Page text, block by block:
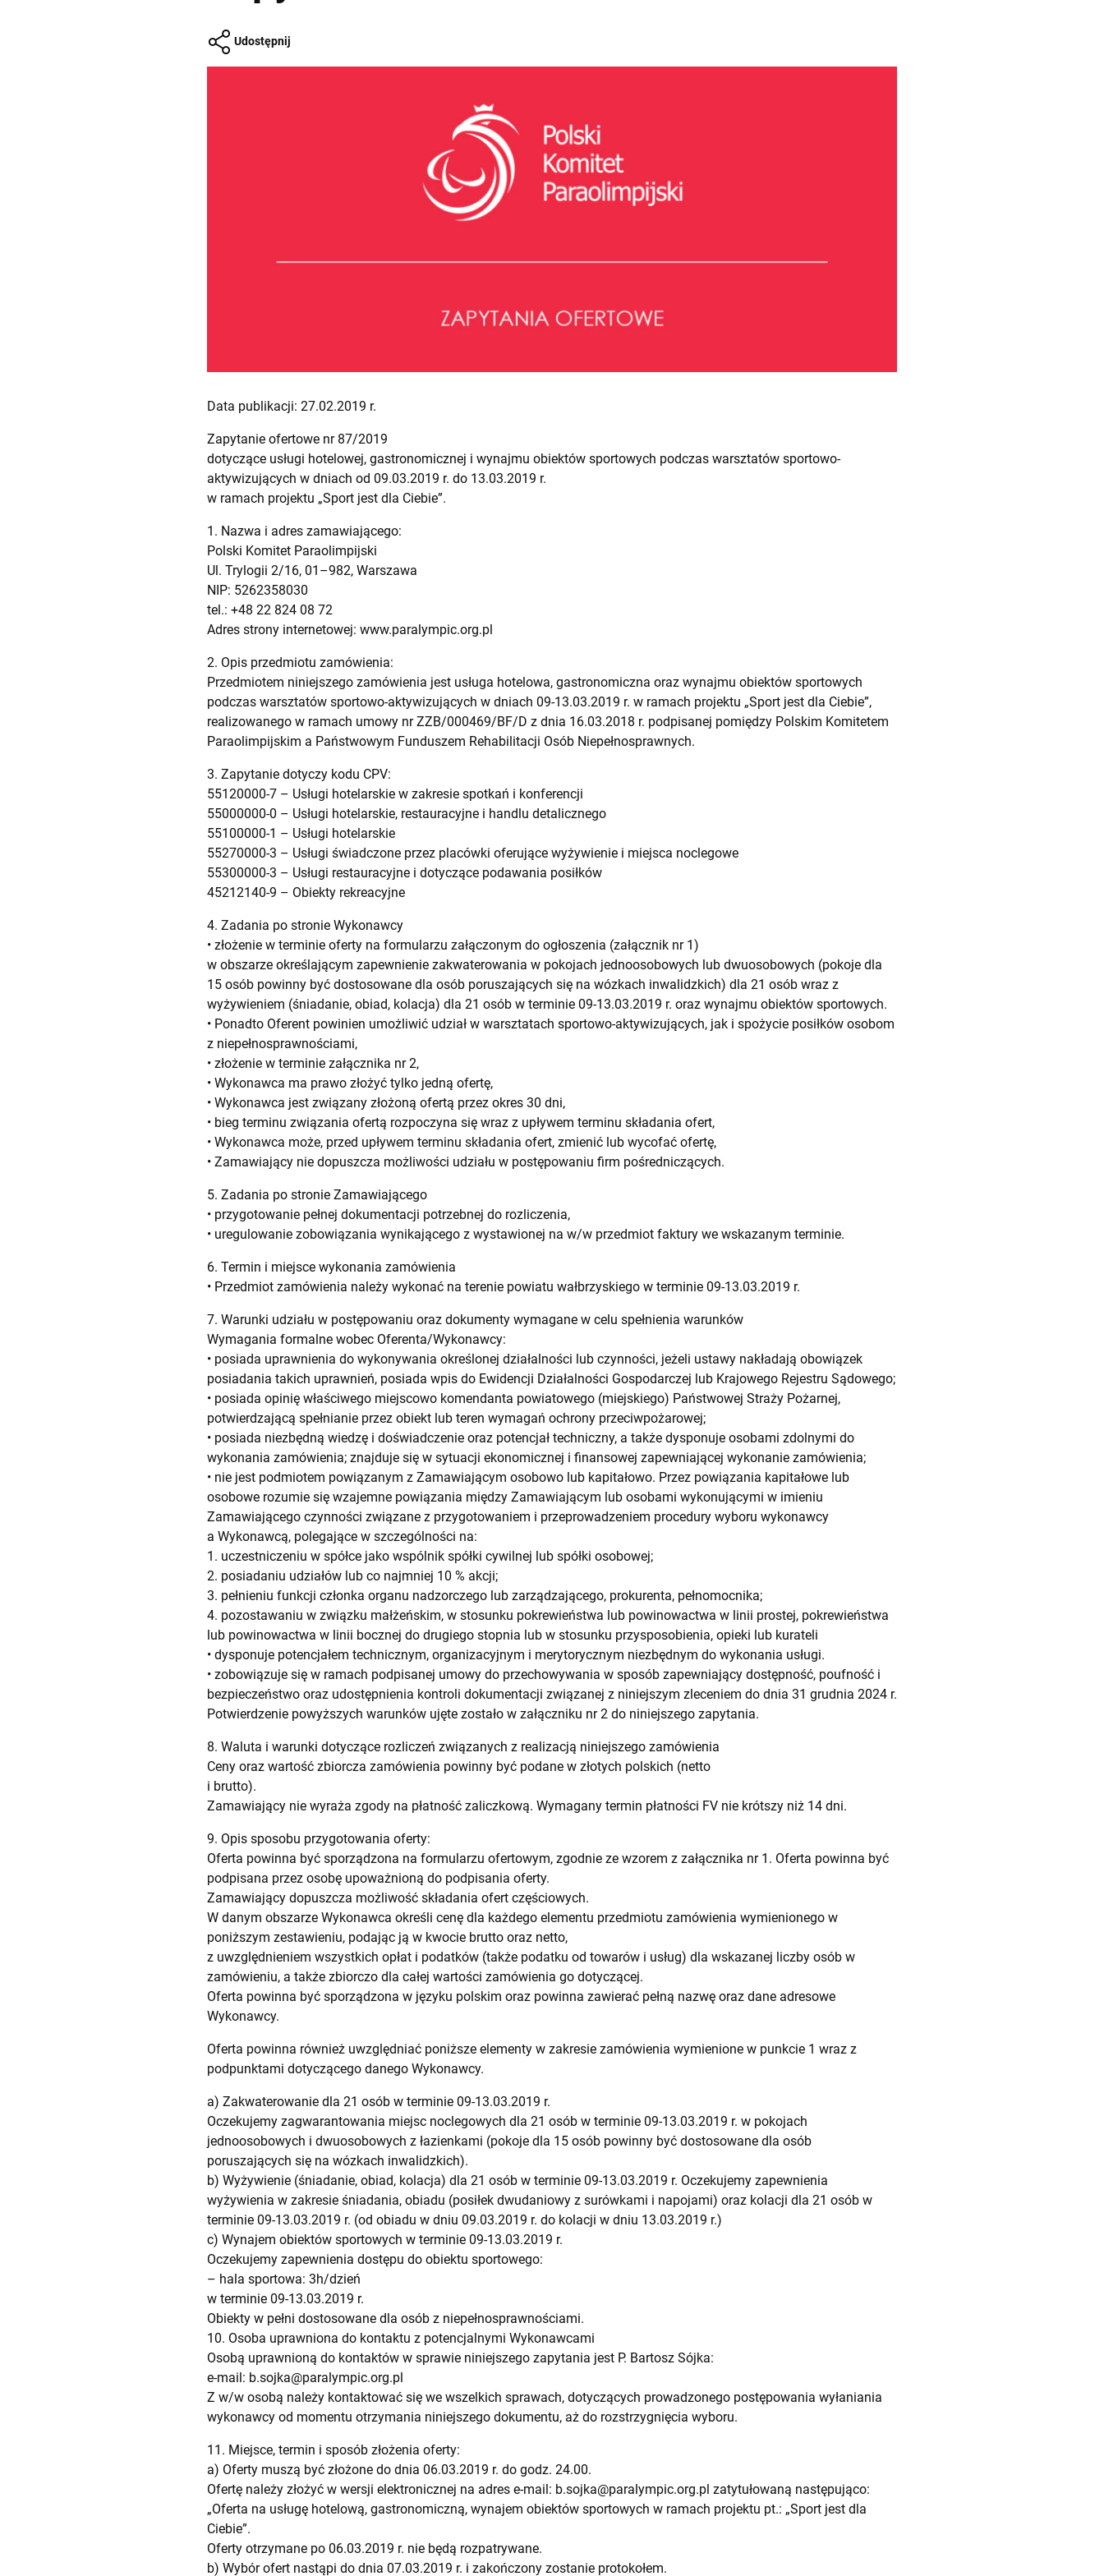
Udostępnij
Data publikacji: 27.02.2019 r.
Zapytanie ofertowe nr 87/2019
dotyczące usługi hotelowej, gastronomicznej i wynajmu obiektów sportowych podczas warsztatów sportowo-
aktywizujących w dniach od 09.03.2019 r. do 13.03.2019 r.
w ramach projektu „Sport jest dla Ciebie”.
1. Nazwa i adres zamawiającego:
Polski Komitet Paraolimpijski
Ul. Trylogii 2/16, 01–982, Warszawa
NIP: 5262358030
tel.: +48 22 824 08 72
Adres strony internetowej: www.paralympic.org.pl
2. Opis przedmiotu zamówienia:
Przedmiotem niniejszego zamówienia jest usługa hotelowa, gastronomiczna oraz wynajmu obiektów sportowych
podczas warsztatów sportowo-aktywizujących w dniach 09-13.03.2019 r. w ramach projektu „Sport jest dla Ciebie”,
realizowanego w ramach umowy nr ZZB/000469/BF/D z dnia 16.03.2018 r. podpisanej pomiędzy Polskim Komitetem
Paraolimpijskim a Państwowym Funduszem Rehabilitacji Osób Niepełnosprawnych.
3. Zapytanie dotyczy kodu CPV:
55120000-7 – Usługi hotelarskie w zakresie spotkań i konferencji
55000000-0 – Usługi hotelarskie, restauracyjne i handlu detalicznego
55100000-1 – Usługi hotelarskie
55270000-3 – Usługi świadczone przez placówki oferujące wyżywienie i miejsca noclegowe
55300000-3 – Usługi restauracyjne i dotyczące podawania posiłków
45212140-9 – Obiekty rekreacyjne
4. Zadania po stronie Wykonawcy
• złożenie w terminie oferty na formularzu załączonym do ogłoszenia (załącznik nr 1)
w obszarze określającym zapewnienie zakwaterowania w pokojach jednoosobowych lub dwuosobowych (pokoje dla
15 osób powinny być dostosowane dla osób poruszających się na wózkach inwalidzkich) dla 21 osób wraz z
wyżywieniem (śniadanie, obiad, kolacja) dla 21 osób w terminie 09-13.03.2019 r. oraz wynajmu obiektów sportowych.
• Ponadto Oferent powinien umożliwić udział w warsztatach sportowo-aktywizujących, jak i spożycie posiłków osobom
z niepełnosprawnościami,
• złożenie w terminie załącznika nr 2,
• Wykonawca ma prawo złożyć tylko jedną ofertę,
• Wykonawca jest związany złożoną ofertą przez okres 30 dni,
• bieg terminu związania ofertą rozpoczyna się wraz z upływem terminu składania ofert,
• Wykonawca może, przed upływem terminu składania ofert, zmienić lub wycofać ofertę,
• Zamawiający nie dopuszcza możliwości udziału w postępowaniu firm pośredniczących.
5. Zadania po stronie Zamawiającego
• przygotowanie pełnej dokumentacji potrzebnej do rozliczenia,
• uregulowanie zobowiązania wynikającego z wystawionej na w/w przedmiot faktury we wskazanym terminie.
6. Termin i miejsce wykonania zamówienia
• Przedmiot zamówienia należy wykonać na terenie powiatu wałbrzyskiego w terminie 09-13.03.2019 r.
7. Warunki udziału w postępowaniu oraz dokumenty wymagane w celu spełnienia warunków
Wymagania formalne wobec Oferenta/Wykonawcy:
• posiada uprawnienia do wykonywania określonej działalności lub czynności, jeżeli ustawy nakładają obowiązek
posiadania takich uprawnień, posiada wpis do Ewidencji Działalności Gospodarczej lub Krajowego Rejestru Sądowego;
• posiada opinię właściwego miejscowo komendanta powiatowego (miejskiego) Państwowej Straży Pożarnej,
potwierdzającą spełnianie przez obiekt lub teren wymagań ochrony przeciwpożarowej;
• posiada niezbędną wiedzę i doświadczenie oraz potencjał techniczny, a także dysponuje osobami zdolnymi do
wykonania zamówienia; znajduje się w sytuacji ekonomicznej i finansowej zapewniającej wykonanie zamówienia;
• nie jest podmiotem powiązanym z Zamawiającym osobowo lub kapitałowo. Przez powiązania kapitałowe lub
osobowe rozumie się wzajemne powiązania między Zamawiającym lub osobami wykonującymi w imieniu
Zamawiającego czynności związane z przygotowaniem i przeprowadzeniem procedury wyboru wykonawcy
a Wykonawcą, polegające w szczególności na:
1. uczestniczeniu w spółce jako wspólnik spółki cywilnej lub spółki osobowej;
2. posiadaniu udziałów lub co najmniej 10 % akcji;
3. pełnieniu funkcji członka organu nadzorczego lub zarządzającego, prokurenta, pełnomocnika;
4. pozostawaniu w związku małżeńskim, w stosunku pokrewieństwa lub powinowactwa w linii prostej, pokrewieństwa
lub powinowactwa w linii bocznej do drugiego stopnia lub w stosunku przysposobienia, opieki lub kurateli
• dysponuje potencjałem technicznym, organizacyjnym i merytorycznym niezbędnym do wykonania usługi.
• zobowiązuje się w ramach podpisanej umowy do przechowywania w sposób zapewniający dostępność, poufność i
bezpieczeństwo oraz udostępnienia kontroli dokumentacji związanej z niniejszym zleceniem do dnia 31 grudnia 2024 r.
Potwierdzenie powyższych warunków ujęte zostało w załączniku nr 2 do niniejszego zapytania.
8. Waluta i warunki dotyczące rozliczeń związanych z realizacją niniejszego zamówienia
Ceny oraz wartość zbiorcza zamówienia powinny być podane w złotych polskich (netto
i brutto).
Zamawiający nie wyraża zgody na płatność zaliczkową. Wymagany termin płatności FV nie krótszy niż 14 dni.
9. Opis sposobu przygotowania oferty:
Oferta powinna być sporządzona na formularzu ofertowym, zgodnie ze wzorem z załącznika nr 1. Oferta powinna być
podpisana przez osobę upoważnioną do podpisania oferty.
Zamawiający dopuszcza możliwość składania ofert częściowych.
W danym obszarze Wykonawca określi cenę dla każdego elementu przedmiotu zamówienia wymienionego w
poniższym zestawieniu, podając ją w kwocie brutto oraz netto,
z uwzględnieniem wszystkich opłat i podatków (także podatku od towarów i usług) dla wskazanej liczby osób w
zamówieniu, a także zbiorczo dla całej wartości zamówienia go dotyczącej.
Oferta powinna być sporządzona w języku polskim oraz powinna zawierać pełną nazwę oraz dane adresowe
Wykonawcy.
Oferta powinna również uwzględniać poniższe elementy w zakresie zamówienia wymienione w punkcie 1 wraz z
podpunktami dotyczącego danego Wykonawcy.
a) Zakwaterowanie dla 21 osób w terminie 09-13.03.2019 r.
Oczekujemy zagwarantowania miejsc noclegowych dla 21 osób w terminie 09-13.03.2019 r. w pokojach
jednoosobowych i dwuosobowych z łazienkami (pokoje dla 15 osób powinny być dostosowane dla osób
poruszających się na wózkach inwalidzkich).
b) Wyżywienie (śniadanie, obiad, kolacja) dla 21 osób w terminie 09-13.03.2019 r. Oczekujemy zapewnienia
wyżywienia w zakresie śniadania, obiadu (posiłek dwudaniowy z surówkami i napojami) oraz kolacji dla 21 osób w
terminie 09-13.03.2019 r. (od obiadu w dniu 09.03.2019 r. do kolacji w dniu 13.03.2019 r.)
c) Wynajem obiektów sportowych w terminie 09-13.03.2019 r.
Oczekujemy zapewnienia dostępu do obiektu sportowego:
– hala sportowa: 3h/dzień
w terminie 09-13.03.2019 r.
Obiekty w pełni dostosowane dla osób z niepełnosprawnościami.
10. Osoba uprawniona do kontaktu z potencjalnymi Wykonawcami
Osobą uprawnioną do kontaktów w sprawie niniejszego zapytania jest P. Bartosz Sójka:
e-mail: b.sojka@paralympic.org.pl
Z w/w osobą należy kontaktować się we wszelkich sprawach, dotyczących prowadzonego postępowania wyłaniania
wykonawcy od momentu otrzymania niniejszego dokumentu, aż do rozstrzygnięcia wyboru.
11. Miejsce, termin i sposób złożenia oferty:
a) Oferty muszą być złożone do dnia 06.03.2019 r. do godz. 24.00.
Ofertę należy złożyć w wersji elektronicznej na adres e-mail: b.sojka@paralympic.org.pl zatytułowaną następująco:
„Oferta na usługę hotelową, gastronomiczną, wynajem obiektów sportowych w ramach projektu pt.: „Sport jest dla
Ciebie”.
Oferty otrzymane po 06.03.2019 r. nie będą rozpatrywane.
b) Wybór ofert nastąpi do dnia 07.03.2019 r. i zakończony zostanie protokołem.